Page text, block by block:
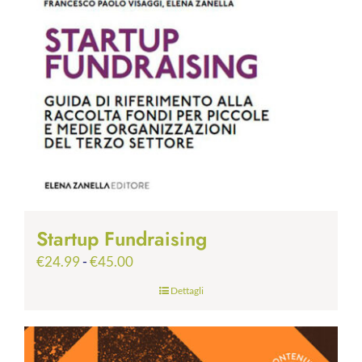
Startup Fundraising
€24.99-€45.00Fascia
€24.99
Dettagli